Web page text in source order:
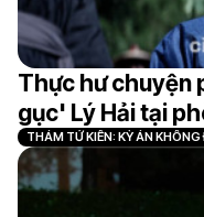
Thực hư chuyện
gục' Lý Hải tại
THÁM TỬ KIÊN: KỲ ÁN